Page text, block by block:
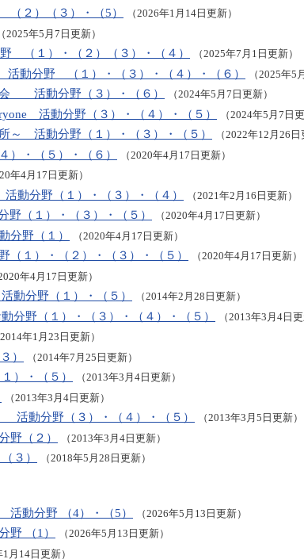
２）（３）・（5） （2026年1月14日更新）
（2025年5月7日更新）
１）・（２）（３）・（４） （2025年7月1日更新）
分野 （１）・（３）・（４）・（６） （2025年5
会 活動分野（３）・（６） （2024年5月7日更新）
活動分野（３）・（４）・（５） （2024年5月7日
～ 活動分野（１）・（３）・（５） （2022年12月26
・（５）・（６） （2020年4月17日更新）
年4月17日更新）
動分野（１）・（３）・（４） （2021年2月16日更新）
（１）・（３）・（５） （2020年4月17日更新）
野（１） （2020年4月17日更新）
１）・（２）・（３）・（５） （2020年4月17日更新）
2020年4月17日更新）
分野（１）・（５） （2014年2月28日更新）
野（１）・（３）・（４）・（５） （2013年3月4日
2014年1月23日更新）
） （2014年7月25日更新）
）・（５） （2013年3月4日更新）
（2013年3月4日更新）
動分野（３）・（４）・（５） （2013年3月5日更新）
（２） （2013年3月4日更新）
３） （2018年5月28日更新）
動分野 （4）・（5） （2026年5月13日更新）
（1） （2026年5月13日更新）
1月14日更新）